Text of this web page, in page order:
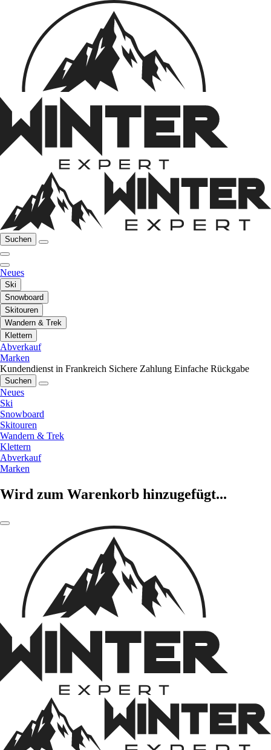
Suchen
Neues
Ski
Snowboard
Skitouren
Wandern & Trek
Klettern
Abverkauf
Marken
Kundendienst in Frankreich Sichere Zahlung Einfache Rückgabe
Suchen
Neues
Ski
Snowboard
Skitouren
Wandern & Trek
Klettern
Abverkauf
Marken
Wird zum Warenkorb hinzugefügt...